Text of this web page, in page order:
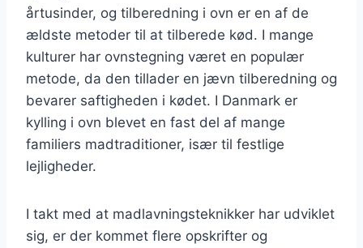
årtusinder, og tilberedning i ovn er en af de
ældste metoder til at tilberede kød. I mange
kulturer har ovnstegning været en populær
metode, da den tillader en jævn tilberedning og
bevarer saftigheden i kødet. I Danmark er
kylling i ovn blevet en fast del af mange
familiers madtraditioner, især til festlige
lejligheder.
I takt med at madlavningsteknikker har udviklet
sig, er der kommet flere opskrifter og